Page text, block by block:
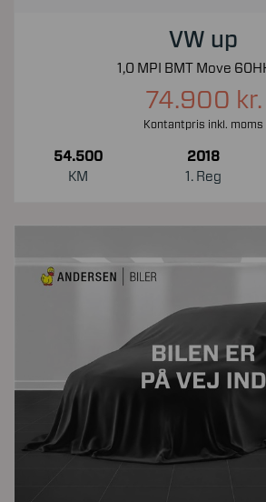
VW up
1,0 MPI BMT Move
74.900 kr.
Kontantpris inkl. moms
54.500
KM
2018
1. Reg